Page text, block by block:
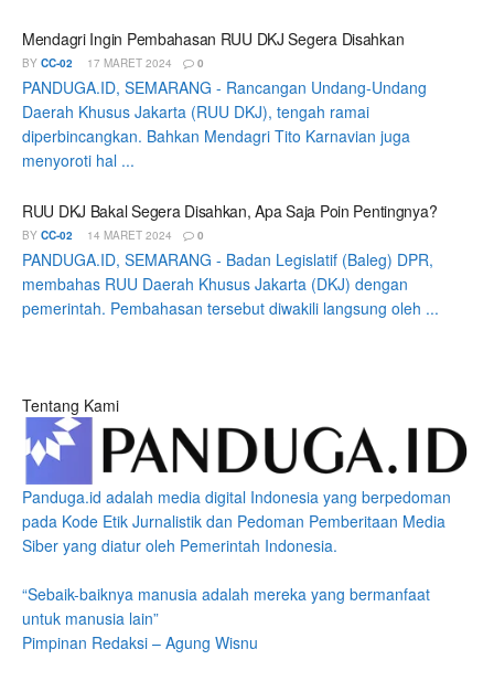
Mendagri Ingin Pembahasan RUU DKJ Segera Disahkan
BY CC-02 17 MARET 2024 0
PANDUGA.ID, SEMARANG - Rancangan Undang-Undang
Daerah Khusus Jakarta (RUU DKJ), tengah ramai
diperbincangkan. Bahkan Mendagri Tito Karnavian juga
menyoroti hal ...
RUU DKJ Bakal Segera Disahkan, Apa Saja Poin Pentingnya?
BY CC-02 14 MARET 2024 0
PANDUGA.ID, SEMARANG - Badan Legislatif (Baleg) DPR,
membahas RUU Daerah Khusus Jakarta (DKJ) dengan
pemerintah. Pembahasan tersebut diwakili langsung oleh ...
Tentang Kami
Panduga.id adalah media digital Indonesia yang berpedoman
pada Kode Etik Jurnalistik dan Pedoman Pemberitaan Media
Siber yang diatur oleh Pemerintah Indonesia.
“Sebaik-baiknya manusia adalah mereka yang bermanfaat
untuk manusia lain”
Pimpinan Redaksi – Agung Wisnu